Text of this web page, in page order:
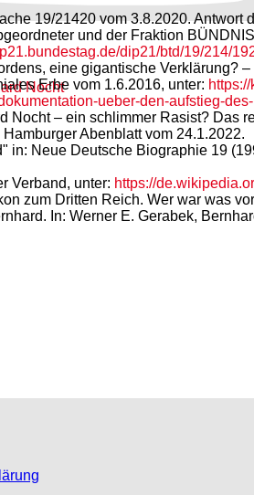
Nocht
19/21420 vom 3.8.2020.
und der Fraktion
dip21/btd/19/214/
eine gigantische Verklärung?
Erbe vom 1.6.2016, unter:
ueber-den-aufstieg-
Nocht – ein schlimmer Rasist? Das
Abenblatt vom 24.1.2022.
in: Neue Deutsche Biographie 19
Verband, unter: https://
zum Dritten Reich. Wer war was
In: Werner E. Gerabek,